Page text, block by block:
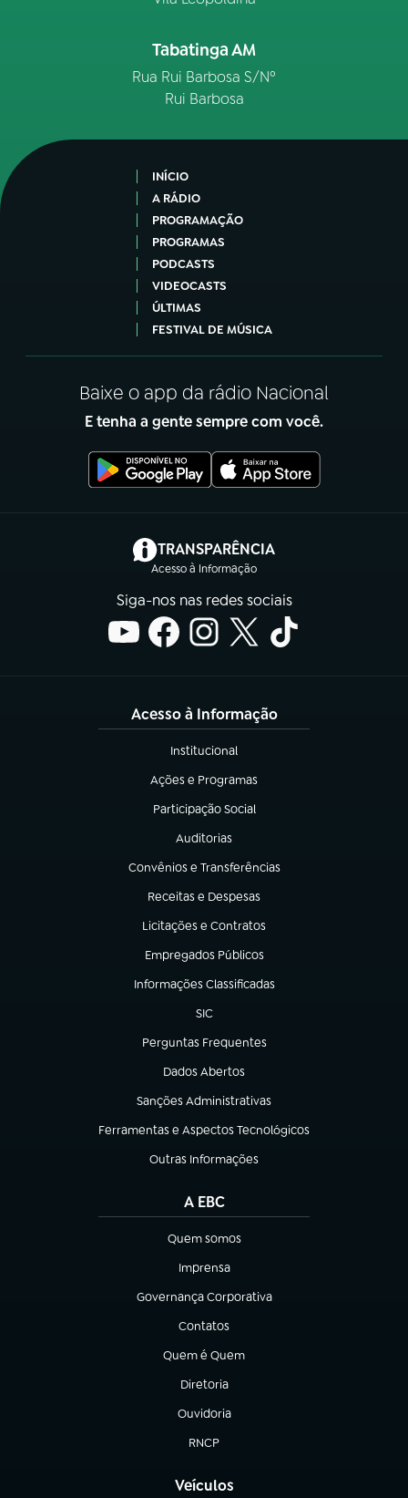
Tabatinga AM
Rua Rui Barbosa S/Nº
Rui Barbosa
INÍCIO
A RÁDIO
PROGRAMAÇÃO
PROGRAMAS
PODCASTS
VIDEOCASTS
ÚLTIMAS
FESTIVAL DE MÚSICA
Baixe o app da rádio Nacional
E tenha a gente sempre com você.
TRANSPARÊNCIA
Acesso à Informação
(abre em nova aba)
Siga-nos nas redes sociais
Acesso à Informação
Institucional
(abre em nova aba)
Ações e Programas
(abre em nova aba)
Participação Social
(abre em nova aba)
Auditorias
(abre em nova aba)
Convênios e Transferências
(abre em nova aba)
Receitas e Despesas
(abre em nova aba)
Licitações e Contratos
(abre em nova aba)
Empregados Públicos
(abre em nova aba)
Informações Classificadas
(abre em nova aba)
SIC
(abre em nova aba)
Perguntas Frequentes
(abre em nova aba)
Dados Abertos
(abre em nova aba)
Sanções Administrativas
(abre em nova aba)
Ferramentas e Aspectos Tecnológicos
(abre em nova aba)
Outras Informações
(abre em nova aba)
A EBC
Quem somos
(abre em nova aba)
Imprensa
(abre em nova aba)
Governança Corporativa
(abre em nova aba)
Contatos
(abre em nova aba)
Quem é Quem
(abre em nova aba)
Diretoria
(abre em nova aba)
Ouvidoria
(abre em nova aba)
RNCP
(abre em nova aba)
Veículos